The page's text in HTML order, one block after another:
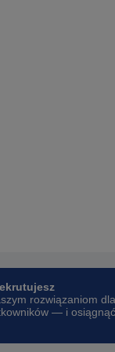
rozwiązaniom dla
— i osiągnąć